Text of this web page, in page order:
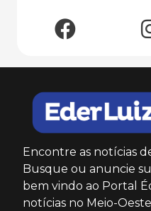
Encontre as notícias
Busque ou anuncie
bem vindo ao Portal
notícias no Meio-